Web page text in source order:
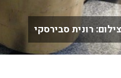
רונית סבירסקי